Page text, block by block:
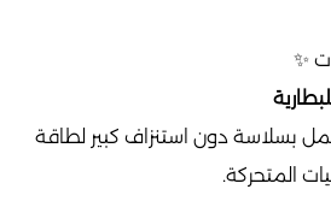
✨
بسلاسة دون استنزاف كبير لطاقة
المتحركة.